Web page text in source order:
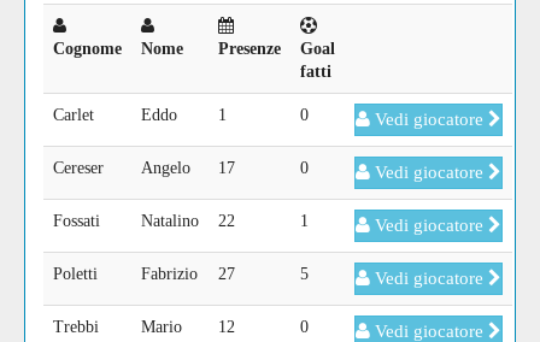
Cognome Nome Presenze
Goal
fatti
Carlet Eddo 1 0 Vedi giocatore
Cereser Angelo 17 0 Vedi giocatore
Fossati Natalino 22 1 Vedi giocatore
Poletti Fabrizio 27 5 Vedi giocatore
Trebbi Mario 12 0 Vedi giocatore